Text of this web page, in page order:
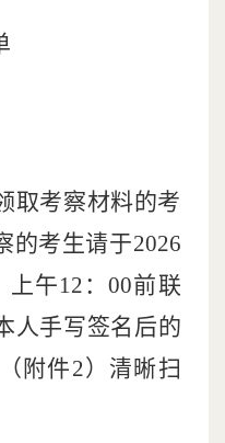
取考察材料的考
的考生请于2026
上午12 ：00前联
人手写签名后的
附件2）清晰扫